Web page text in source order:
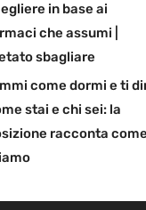
in base ai
che assumi |
sbagliare
come dormi e ti
stai e chi sei: la
racconta come